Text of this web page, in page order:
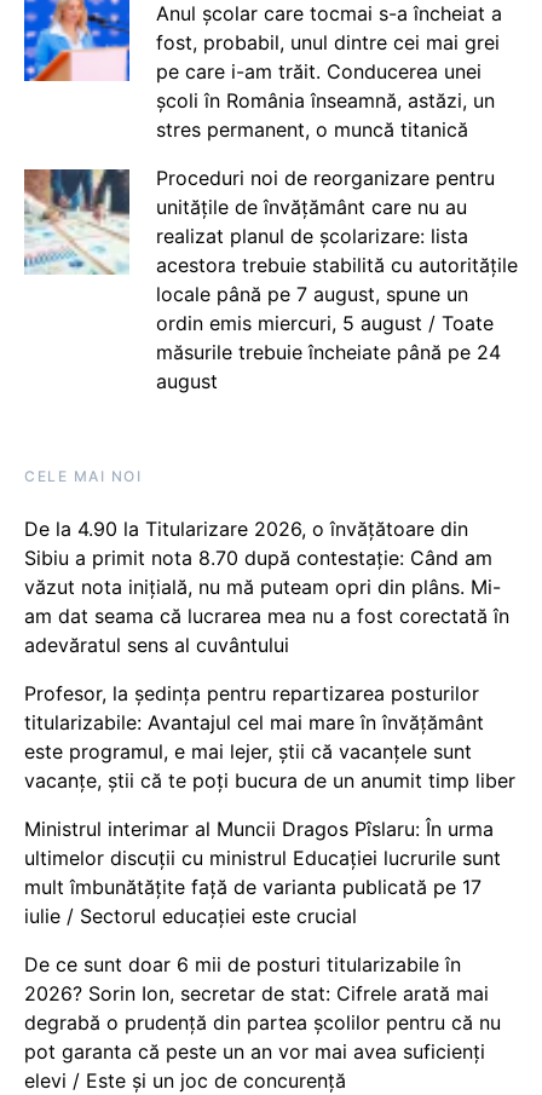
Anul școlar care tocmai s-a încheiat a
fost, probabil, unul dintre cei mai grei
pe care i-am trăit. Conducerea unei
școli în România înseamnă, astăzi, un
stres permanent, o muncă titanică
Proceduri noi de reorganizare pentru
unitățile de învățământ care nu au
realizat planul de școlarizare: lista
acestora trebuie stabilită cu autoritățile
locale până pe 7 august, spune un
ordin emis miercuri, 5 august / Toate
măsurile trebuie încheiate până pe 24
august
CELE MAI NOI
De la 4.90 la Titularizare 2026, o învățătoare din
Sibiu a primit nota 8.70 după contestație: Când am
văzut nota inițială, nu mă puteam opri din plâns. Mi-
am dat seama că lucrarea mea nu a fost corectată în
adevăratul sens al cuvântului
Profesor, la ședința pentru repartizarea posturilor
titularizabile: Avantajul cel mai mare în învățământ
este programul, e mai lejer, știi că vacanțele sunt
vacanţe, știi că te poți bucura de un anumit timp liber
Ministrul interimar al Muncii Dragos Pîslaru: În urma
ultimelor discuții cu ministrul Educației lucrurile sunt
mult îmbunătățite față de varianta publicată pe 17
iulie / Sectorul educației este crucial
De ce sunt doar 6 mii de posturi titularizabile în
2026? Sorin Ion, secretar de stat: Cifrele arată mai
degrabă o prudență din partea școlilor pentru că nu
pot garanta că peste un an vor mai avea suficienți
elevi / Este și un joc de concurență